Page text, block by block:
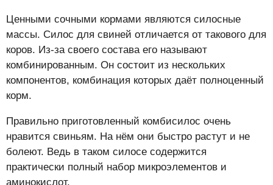
Ценными сочными кормами являются силосные
массы. Силос для свиней отличается от такового для
коров. Из-за своего состава его называют
комбинированным. Он состоит из нескольких
компонентов, комбинация которых даёт полноценный
корм.
Правильно приготовленный комбисилос очень
нравится свиньям. На нём они быстро растут и не
болеют. Ведь в таком силосе содержится
практически полный набор микроэлементов и
аминокислот.